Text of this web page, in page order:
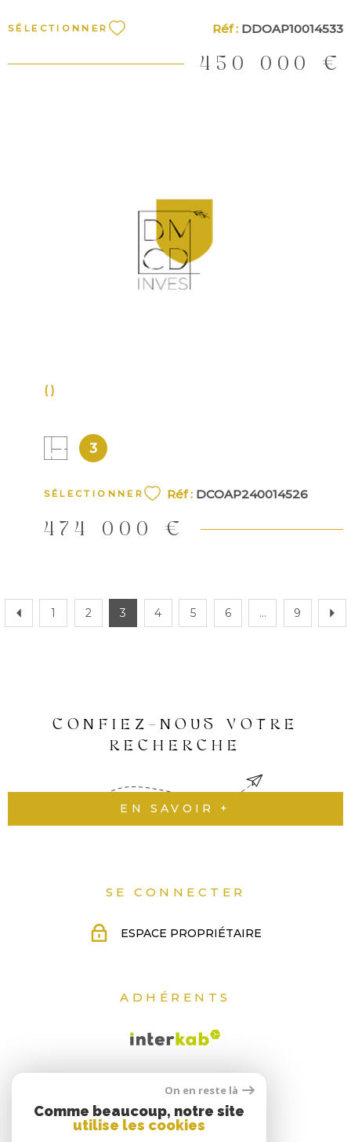
SÉLECTIONNER Réf : DDOAP10014533
450 000 €
()
3
SÉLECTIONNER Réf : DCOAP240014526
474 000 €
VOIR LE BIEN
1 2 3 4 5 6 ... 9
CONFIEZ-NOUS VOTRE
RECHERCHE
EN SAVOIR +
SE CONNECTER
ESPACE PROPRIÉTAIRE
ADHÉRENTS
On en reste là
Comme beaucoup, notre site
utilise les cookies